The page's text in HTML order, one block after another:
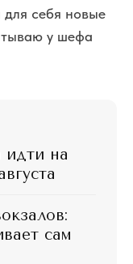
для себя новые
у шефа
на
сам